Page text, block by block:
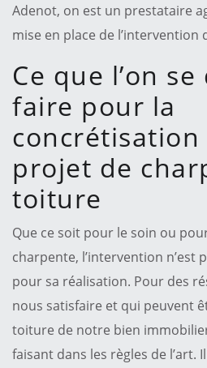
Adenot, on est un prestataire
mise en place de l’intervention
Ce que l’on
faire pour la
concrétisation
projet de
toiture
Que ce soit pour le soin ou
charpente, l’intervention n’est
pour sa réalisation. Pour des
nous satisfaire et qui peuvent
toiture de notre bien
faisant dans les règles de l’art.